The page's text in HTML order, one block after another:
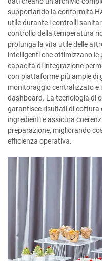
supportando la conformità
utile durante i controlli
controllo della temperatura
prolunga la vita utile delle
intelligenti che ottimizzano
capacità di integrazione
con piattaforme più ampie di
monitoraggio centralizzato e
dashboard. La tecnologia di
garantisce risultati di cottura
ingredienti e assicura
preparazione, migliorando
efficienza operativa.